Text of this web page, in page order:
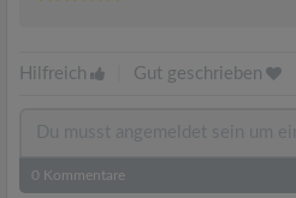
Hilfreich Gut geschrieben
0 Kommentare